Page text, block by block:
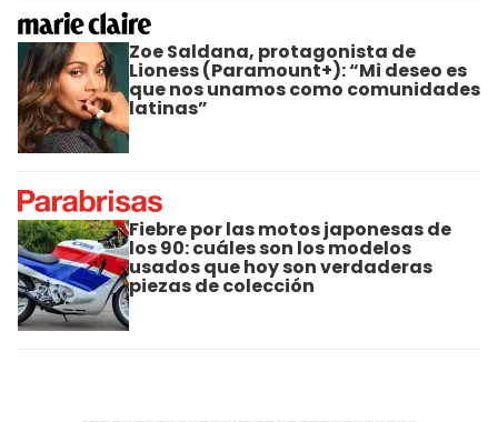
Zoe Saldana, protagonista de
Lioness (Paramount+): “Mi deseo es
que nos unamos como comunidades
latinas”
Fiebre por las motos japonesas de
los 90: cuáles son los modelos
usados que hoy son verdaderas
piezas de colección